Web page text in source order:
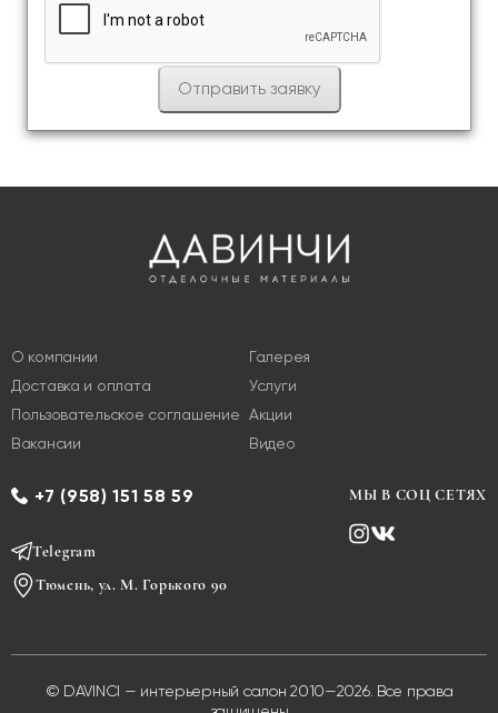
О компании
Доставка и оплата
Пользовательское соглашение
Вакансии
Галерея
Услуги
Акции
Видео
+7 (958) 151 58 59
Telegram
Тюмень, ул. М. Горького 90
МЫ В СОЦ СЕТЯХ
© DAVINCI — интерьерный салон 2010—2026. Все права